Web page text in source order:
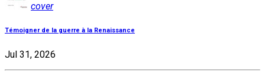
cover
Témoigner de la guerre à la Renaissance
Jul 31, 2026